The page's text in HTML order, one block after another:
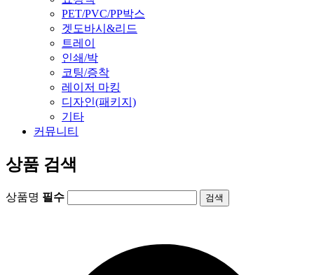
PET/PVC/PP박스
겟도바시&리드
트레이
인쇄/박
코팅/증착
레이저 마킹
디자인(패키지)
기타
커뮤니티
상품 검색
상품명 필수